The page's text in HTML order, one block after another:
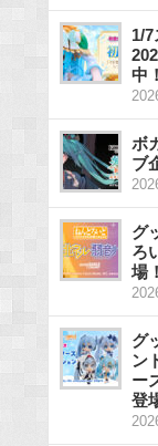
1/
中！
ボ
ブ
グ
ろ
場
グ
ン
ー
登